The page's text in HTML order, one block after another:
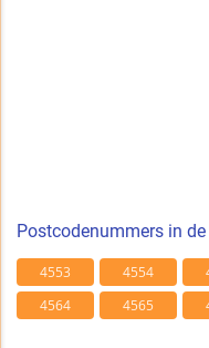
Postcodenummers in
4553 4554
4564
4565